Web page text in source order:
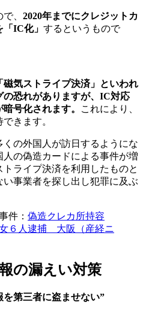
、 2020年までにクレジットカ
IC化」 するというもので
磁気ストライプ決済」といわれ
恐れがありますが、IC対応
号化されます。
これにより、
きます。
の外国人が訪日するようにな
の偽造カードによる事件が増
ライプ決済を利用したものと
事業者を探し出し犯罪に及ぶ
件： 偽造クレカ所持容
６人逮捕 大阪（産経ニ
の漏えい対策
第三者に盗ませない”